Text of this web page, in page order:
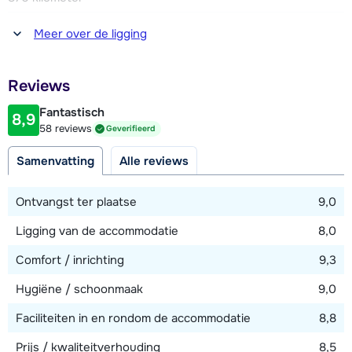
70,- per week, ter plaatse te voldoen ) in de parkeergarage.
Afstand tot winkel(s)
500 meter
500 meter
Afstand tot piste
500 meter
300 meter
Bekijk kaart
Meer over de ligging
Reviews
8,9 Fantastisch
58 reviews Geverifieerd
Samenvatting Alle reviews
Ontvangst ter plaatse
9,0
Ligging van de accommodatie
8,0
Comfort / inrichting
9,3
Hygiëne / schoonmaak
9,0
Faciliteiten in en rondom de accommodatie
8,8
Prijs / kwaliteitverhouding
8,5